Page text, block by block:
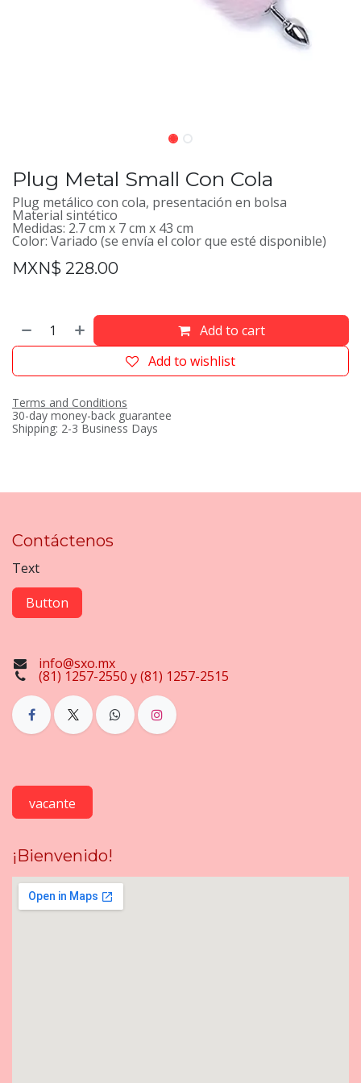
Plug Metal Small Con Cola
Plug metálico con cola, presentación en bolsa
Material sintético
Medidas: 2.7 cm x 7 cm x 43 cm
Color: Variado (se envía el color que esté disponible)
MXN$ 228.00
Add to cart
Add to wishlist
Terms and Conditions
30-day money-back guarantee
Shipping: 2-3 Business Days
Contáctenos
Text
Button
info@sxo.mx
(81) 1257-2550 y (81) 1257-2515
vacante
¡Bienvenido!